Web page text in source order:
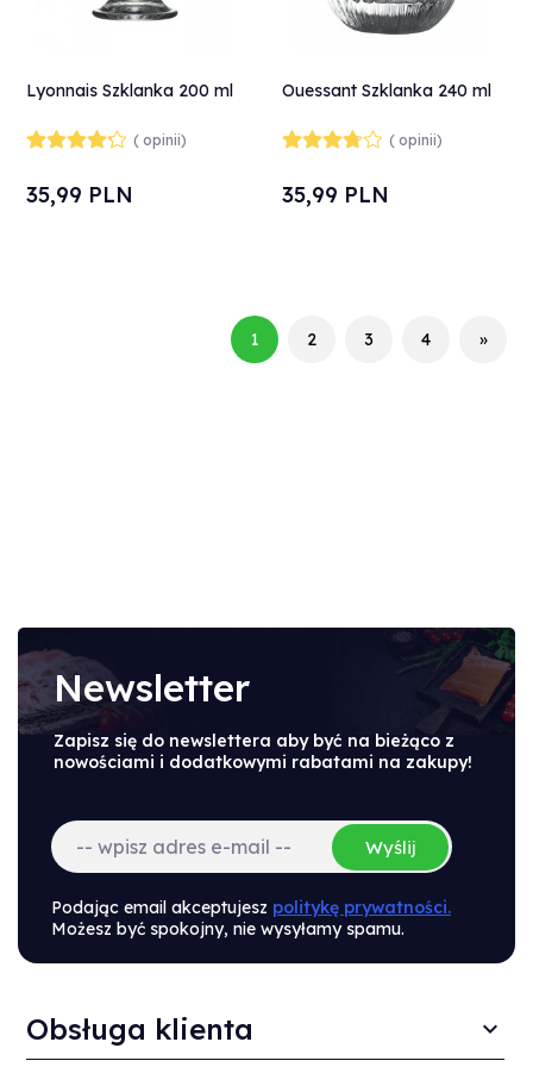
Lyonnais Szklanka 200 ml
( opinii)
35,99 PLN
Ouessant Szklanka 240 ml
( opinii)
35,99 PLN
1 2 3 4 »
Newsletter
Zapisz się do newslettera aby być na bieżąco z
nowościami i dodatkowymi rabatami na zakupy!
Wyślij
Podając email akceptujesz politykę prywatności.
Możesz być spokojny, nie wysyłamy spamu.
Obsługa klienta